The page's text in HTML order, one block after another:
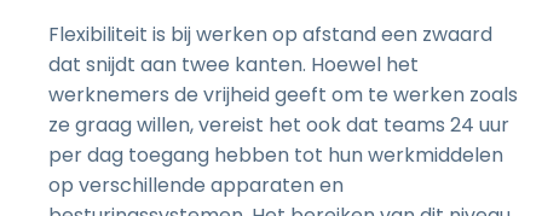
Flexibiliteit is bij werken op afstand een zwaard
dat snijdt aan twee kanten. Hoewel het
werknemers de vrijheid geeft om te werken zoals
ze graag willen, vereist het ook dat teams 24 uur
per dag toegang hebben tot hun werkmiddelen
op verschillende apparaten en